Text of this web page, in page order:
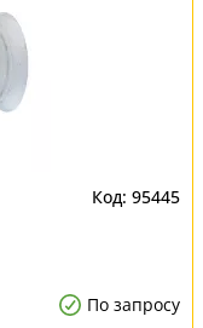
95445
По запросу